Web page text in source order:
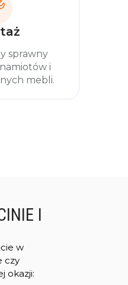
sprawny
i
mebli.
I
w
czy
okazji: